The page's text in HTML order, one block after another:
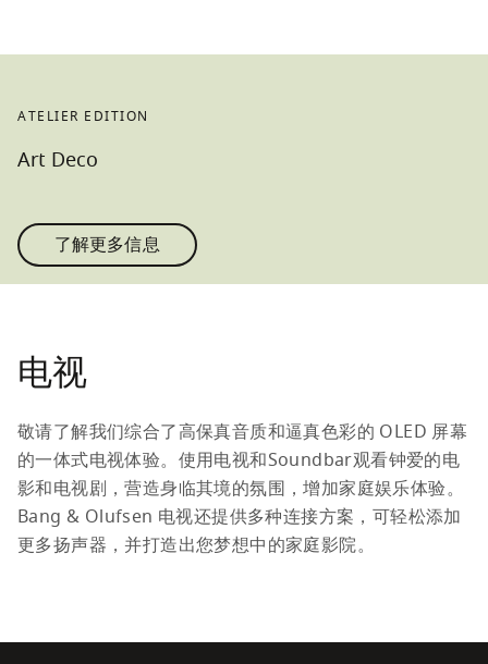
ATELIER EDITION
Art Deco
了解更多信息
电视
敬请了解我们综合了高保真音质和逼真色彩的 OLED 屏幕
的一体式电视体验。使用电视和Soundbar观看钟爱的电
影和电视剧，营造身临其境的氛围，增加家庭娱乐体验。
Bang & Olufsen 电视还提供多种连接方案，可轻松添加
更多扬声器，并打造出您梦想中的家庭影院。